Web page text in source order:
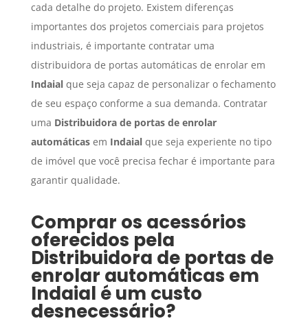
cada detalhe do projeto. Existem diferenças
importantes dos projetos comerciais para projetos
industriais, é importante contratar uma
distribuidora de portas automáticas de enrolar em
Indaialque seja capaz de personalizar o fechamento
de seu espaço conforme a sua demanda. Contratar
uma Distribuidora de portas de enrolar
automáticasem Indaialque seja experiente no tipo
de imóvel que você precisa fechar é importante para
garantir qualidade.
Comprar os acessórios
oferecidos pela
Distribuidora de portas de
enrolar automáticas em
Indaial é um custo
desnecessário?